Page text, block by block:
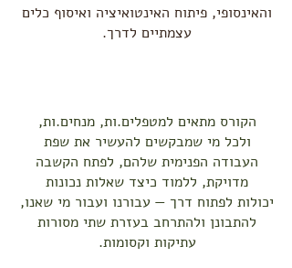
והאינסופי, פיתוח האינטואיציה ואיסוף כלים
עצמתיים לדרך.
הקורס מתאים למטפלים.ות, מנחים.ות,
ולכל מי שמבקשים להעשיר את שפת
העבודה הפנימית שלהם, לפתח הקשבה
מדויקת, ללמוד כיצד שאלות נכונות
יכולות לפתוח דרך — עבורנו ועבור מי שאנו,
להתבונן ולהתרחב בעזרת שתי מסורות
עתיקות וקסומות.